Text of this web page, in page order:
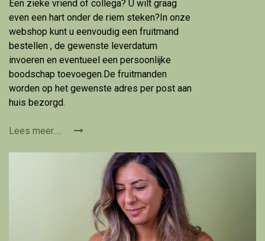
Een zieke vriend of collega? U wilt graag
even een hart onder de riem steken?In onze
webshop kunt u eenvoudig een fruitmand
bestellen , de gewenste leverdatum
invoeren en eventueel een persoonlijke
boodschap toevoegen.De fruitmanden
worden op het gewenste adres per post aan
huis bezorgd.
Lees meer.....